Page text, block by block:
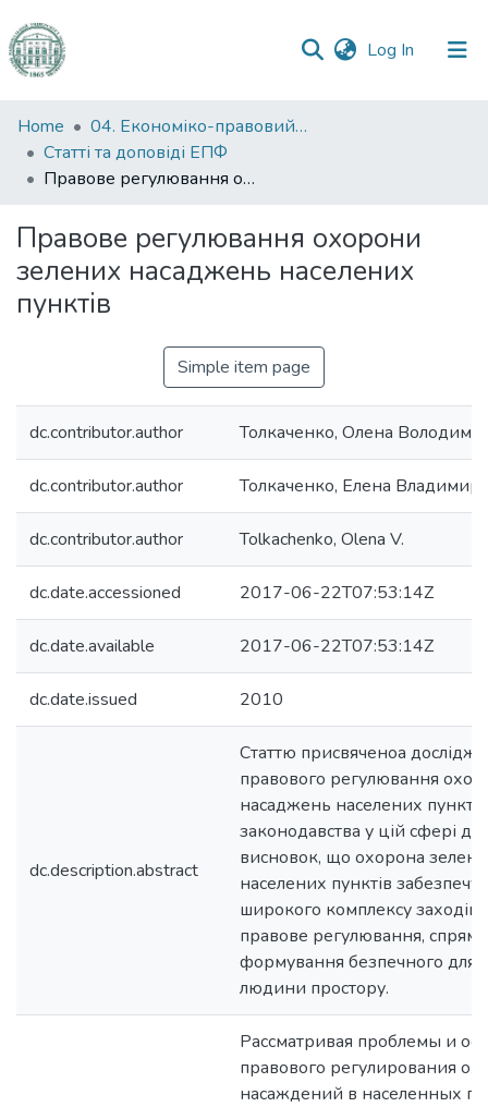
Log In (current)
Communities
&
Collections
Statistics
Home
04. Економіко-правовий факультет
Статті та доповіді ЕПФ
Правове регулювання охорони зелених насаджень населених пунктів
Правове регулювання охорони
зелених насаджень населених
пунктів
Simple item page
dc.contributor.author Толкаченко, Олена
dc.contributor.author Толкаченко, Елена
dc.contributor.author Tolkachenko, Olena V.
dc.date.accessioned 2017-06-22T07:53:14Z
dc.date.available 2017-06-22T07:53:14Z
dc.date.issued 2010
dc.description.abstract
Статтю присвяченоа
правового регулювання
насаджень населених
законодавства у цій сфері
висновок, що охорона
населених пунктів
широкого комплексу
правове регулювання,
формування безпечного для
людини простору.
Рассматривая проблемы и
правового регулирования
насаждений в населенных